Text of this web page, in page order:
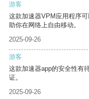
游客
这款加速器VPM应用程序
助你在网络上自由移动。
2025-09-26
游客
这款加速器app的安全性有
证。
2025-09-26